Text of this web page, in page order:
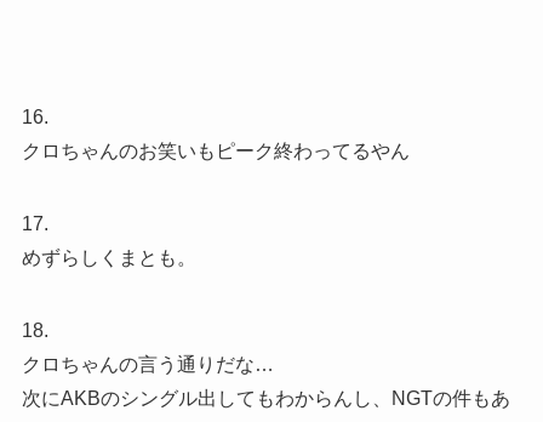
16.
クロちゃんのお笑いもピーク終わってるやん
17.
めずらしくまとも。
18.
クロちゃんの言う通りだな…
次にAKBのシングル出してもわからんし、NGTの件もあ